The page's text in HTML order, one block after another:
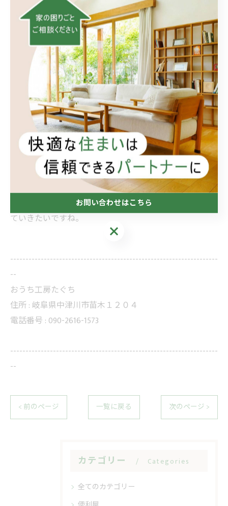
ージは、地域の人々にとって魅力的です。
5. 未来への展望
渡邊渚さんの活動は、今後も地域への影響を広げていく
ことでしょう。彼自身が成長し続けるとともに、地域と
の絆を深め、さらに多くの人々に喜びをもたらすことが
期待されます。「おうち工房たぐち」とのコラボレーシ
ョンもこれからの可能性を秘めており、地域密着型のサ
ービスが広がることが予想されます。
渡邊渚さんの魅力とその貢献によって、地域社会はます
ます活気づいていくことでしょう。このような人物が地
域にいることは、私たちにとっても大きな財産です。彼
の活動を応援しつつ、自身も地域に何ができるのか考え
ていきたいですね。
--------------------------------------------------------------------
--
おうち工房たぐち
住所 : 岐阜県中津川市苗木１２０４
電話番号 : 090-2616-1573
--------------------------------------------------------------------
--
< 前のページ 一覧に戻る 次のページ >
カテゴリー Categories
全てのカテゴリー
お問い合わせはこちら
お問い合わせはこちら